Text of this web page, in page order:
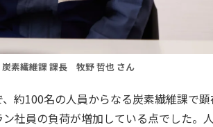
炭素繊維課 課長 牧野 哲也 さん
、約100名の人員からなる炭素繊維課で
社員の負荷が増加している点でした。